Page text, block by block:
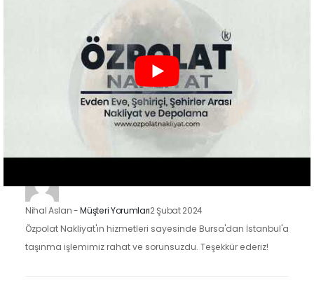
-Müşteri Yorumları2 Şubat 2024
Özpolat Nakliyat ile çalışmak, Gaziantep'ten Ankara'ya
taşınma işlemimizi oldukça kolaylaştırdı. Eşyalarımızı dikkatle
Nihal Aslan-Müşteri Yorumları2 Şubat 2024
Özpolat Nakliyat'ın hizmetleri sayesinde Bursa'dan İstanbul'a
taşınma işlemimiz rahat ve sorunsuzdu. Teşekkür ederiz!